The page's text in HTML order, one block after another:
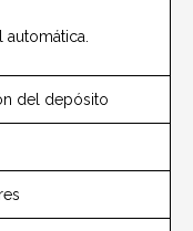
del depósito